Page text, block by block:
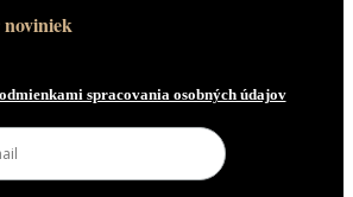
noviniek
spracovania osobných údajov